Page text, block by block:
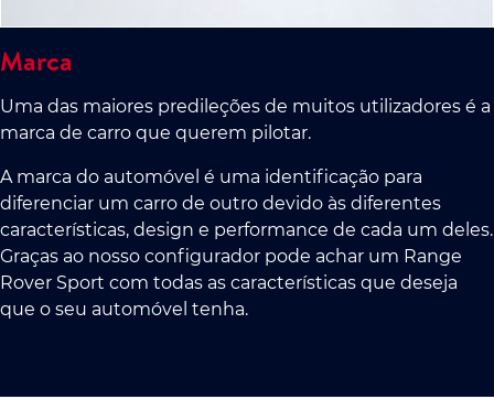
Marca
Uma das maiores predileções de muitos utilizadores é a
marca de carro que querem pilotar.
A marca do automóvel é uma identificação para
diferenciar um carro de outro devido às diferentes
características, design e performance de cada um deles.
Graças ao nosso configurador pode achar um Range
Rover Sport com todas as características que deseja
que o seu automóvel tenha.